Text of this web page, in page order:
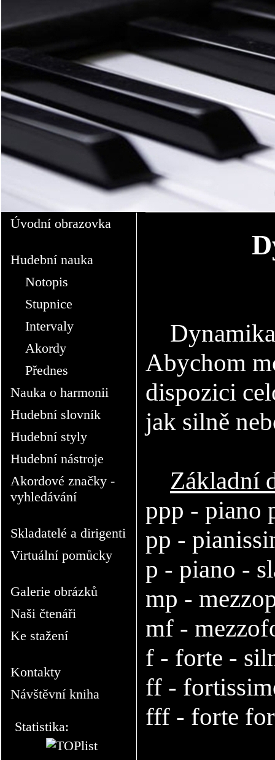
Úvodní obrazovka
Hudební nauka
Notopis
Stupnice
Intervaly
Akordy
Přednes
Nauka o harmonii
Hudební slovník
Hudební styly
Hudební nástroje
Akordové značky -
vyhledávání
Skladatelé a dirigenti
Virtuální pomůcky
Galerie obrázků
Naši čtenáři
Ke stažení
Kontakty
Návštěvní kniha
Statistika:
Dynamika
Abychom
dispozici
jak silně
Základní
ppp - piano
pp -
p - piano -
mp -
mf -
f - forte -
ff -
fff - forte